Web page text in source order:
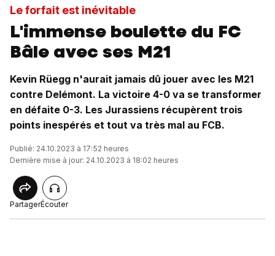
Le forfait est inévitable
L'immense boulette du FC
Bâle avec ses M21
Kevin Rüegg n'aurait jamais dû jouer avec les M21
contre Delémont. La victoire 4-0 va se transformer
en défaite 0-3. Les Jurassiens récupèrent trois
points inespérés et tout va très mal au FCB.
Publié: 24.10.2023 à 17:52 heures
Dernière mise à jour: 24.10.2023 à 18:02 heures
PartagerÉcouter